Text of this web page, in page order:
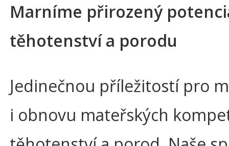
Marníme přirozený
těhotenství a porodu
Jedinečnou příležitostí pro
i obnovu mateřských